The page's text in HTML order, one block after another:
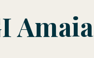
Amaia